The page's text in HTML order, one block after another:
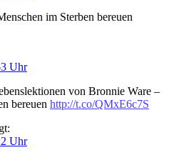
im Sterben bereuen
Uhr
von Bronnie Ware –
bereuen http://t.co/QMxE6c7S
Uhr